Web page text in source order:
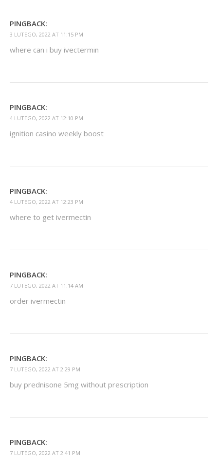
PINGBACK:
3 LUTEGO, 2022 AT 11:15 PM
where can i buy ivectermin
PINGBACK:
4 LUTEGO, 2022 AT 12:10 PM
ignition casino weekly boost
PINGBACK:
4 LUTEGO, 2022 AT 12:23 PM
where to get ivermectin
PINGBACK:
7 LUTEGO, 2022 AT 11:14 AM
order ivermectin
PINGBACK:
7 LUTEGO, 2022 AT 2:29 PM
buy prednisone 5mg without prescription
PINGBACK:
7 LUTEGO, 2022 AT 2:41 PM